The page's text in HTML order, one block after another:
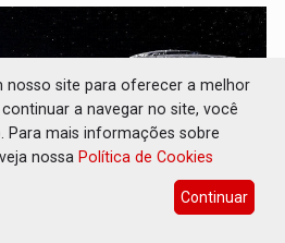
nosso site para oferecer a melhor
a navegar no site, você
Para mais informações sobre
nossa Política de Cookies
Continuar